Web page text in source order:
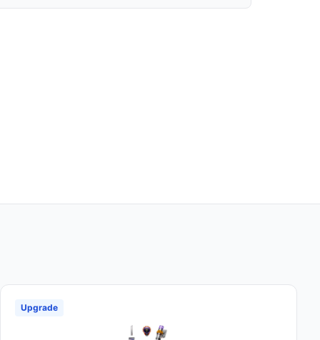
Upgrade